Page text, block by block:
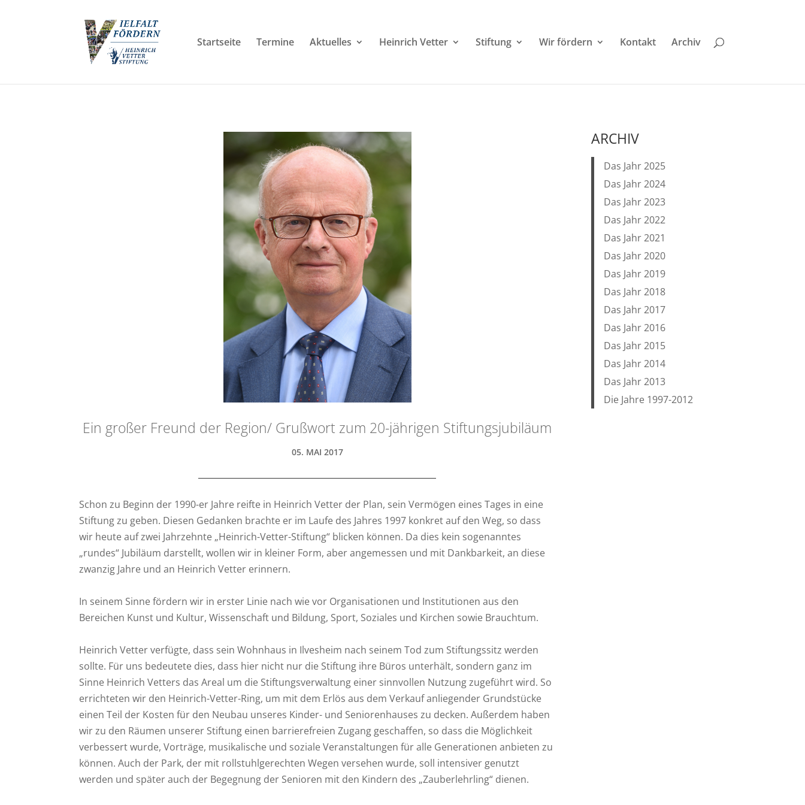
Startseite Termine Aktuelles Heinrich Vetter Stiftung Wir fördern Kontakt Archiv
Ein großer Freund der Region/ Grußwort zum 20-jährigen Stiftungsjubiläum
05. MAI 2017
Schon zu Beginn der 1990-er Jahre reifte in Heinrich Vetter der Plan, sein Vermögen eines Tages in eine
Stiftung zu geben. Diesen Gedanken brachte er im Laufe des Jahres 1997 konkret auf den Weg, so dass
wir heute auf zwei Jahrzehnte „Heinrich-Vetter-Stiftung“ blicken können. Da dies kein sogenanntes
„rundes“ Jubiläum darstellt, wollen wir in kleiner Form, aber angemessen und mit Dankbarkeit, an diese
zwanzig Jahre und an Heinrich Vetter erinnern.
In seinem Sinne fördern wir in erster Linie nach wie vor Organisationen und Institutionen aus den
Bereichen Kunst und Kultur, Wissenschaft und Bildung, Sport, Soziales und Kirchen sowie Brauchtum.
Heinrich Vetter verfügte, dass sein Wohnhaus in Ilvesheim nach seinem Tod zum Stiftungssitz werden
sollte. Für uns bedeutete dies, dass hier nicht nur die Stiftung ihre Büros unterhält, sondern ganz im
Sinne Heinrich Vetters das Areal um die Stiftungsverwaltung einer sinnvollen Nutzung zugeführt wird. So
errichteten wir den Heinrich-Vetter-Ring, um mit dem Erlös aus dem Verkauf anliegender Grundstücke
einen Teil der Kosten für den Neubau unseres Kinder- und Seniorenhauses zu decken. Außerdem haben
wir zu den Räumen unserer Stiftung einen barrierefreien Zugang geschaffen, so dass die Möglichkeit
verbessert wurde, Vorträge, musikalische und soziale Veranstaltungen für alle Generationen anbieten zu
können. Auch der Park, der mit rollstuhlgerechten Wegen versehen wurde, soll intensiver genutzt
werden und später auch der Begegnung der Senioren mit den Kindern des „Zauberlehrling“ dienen.
ARCHIV
Das Jahr 2025
Das Jahr 2024
Das Jahr 2023
Das Jahr 2022
Das Jahr 2021
Das Jahr 2020
Das Jahr 2019
Das Jahr 2018
Das Jahr 2017
Das Jahr 2016
Das Jahr 2015
Das Jahr 2014
Das Jahr 2013
Die Jahre 1997-2012